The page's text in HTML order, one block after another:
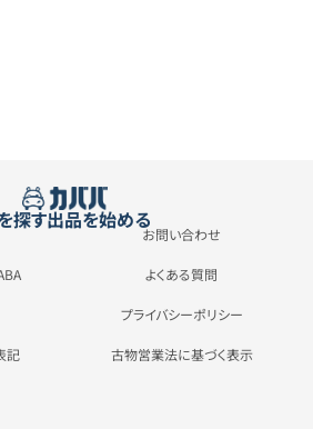
探す出品を始める
お問い合わせ
よくある質問
プライバシーポリシー
記 古物営業法に基づく表示